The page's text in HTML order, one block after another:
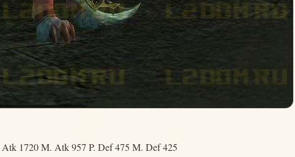
Atk 1720 M. Atk 957 P. Def 475 M. Def 425